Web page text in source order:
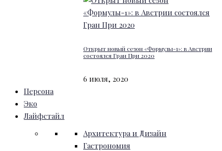
Открыт новый сезон «Формулы-1»: в Австрии
состоялся Гран При 2020
6 июля, 2020
Персона
Эко
Лайфстайл
Архитектура и Дизайн
Гастрономия